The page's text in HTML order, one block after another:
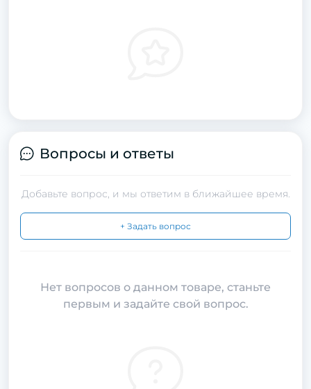
Вопросы и ответы
Добавьте вопрос, и мы ответим в ближайшее время.
+ Задать вопрос
Нет вопросов о данном товаре, станьте
первым и задайте свой вопрос.